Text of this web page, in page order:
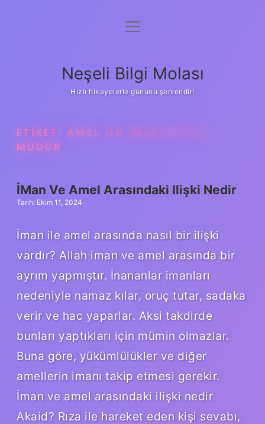
Anasayfa
Yasal Uyarı
menüyü
Neşeli Bilgi Molası
Hızlı hikayelerle gününü şenlendir!
ETIKET: AMEL ILE IMAN BÜTÜN
MÜDÜR
İMan Ve Amel Arasındaki Ilişki Nedir
Tarih: Ekim 11, 2024
İman ile amel arasında nasıl bir ilişki
vardır? Allah iman ve amel arasında bir
ayrım yapmıştır. İnananlar imanları
nedeniyle namaz kılar, oruç tutar, sadaka
verir ve hac yaparlar. Aksi takdirde
bunları yaptıkları için mümin olmazlar.
Buna göre, yükümlülükler ve diğer
amellerin imanı takip etmesi gerekir.
İman ve amel arasındaki ilişki nedir
Akaid? Rıza ile hareket eden kişi sevabı,